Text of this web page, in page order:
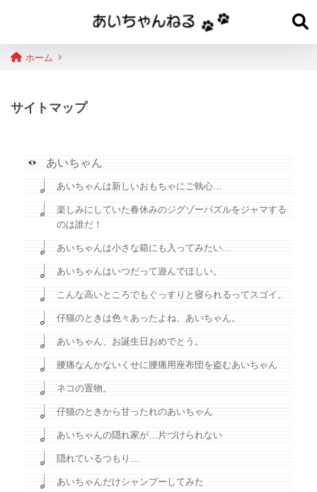
ホーム
サイトマップ
あいちゃん
あいちゃんは新しいおもちゃにご執心…
楽しみにしていた春休みのジグゾーパズルをジャマする
のは誰だ！
あいちゃんは小さな箱にも入ってみたい…
あいちゃんはいつだって遊んでほしい。
こんな高いところでもぐっすりと寝られるってスゴイ。
仔猫のときは色々あったよね、あいちゃん。
あいちゃん、お誕生日おめでとう。
腰痛なんかないくせに腰痛用座布団を盗むあいちゃん
ネコの置物。
仔猫のときから甘ったれのあいちゃん
あいちゃんの隠れ家が…片づけられない
隠れているつもり…
あいちゃんだけシャンプーしてみた